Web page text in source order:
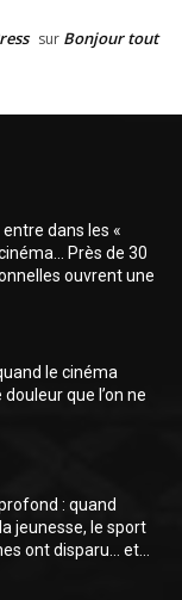
sur Bonjour tout
dans les «
Près de 30
ouvrent une
le cinéma
que l’on ne
: quand
jeunesse, le sport
ont disparu… et...